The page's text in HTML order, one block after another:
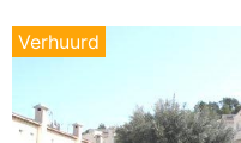
Verhuurd